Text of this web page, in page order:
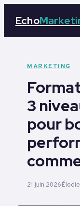
Echo
Business
Tech
Éducation
Emploi
MARKETING
3
pour
21 juin 2026